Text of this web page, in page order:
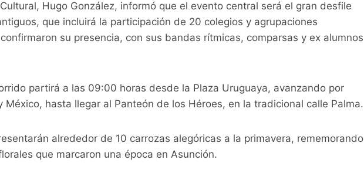
Hugo González, informó que el evento central será el gran desfile
que incluirá la participación de 20 colegios y agrupaciones
su presencia, con sus bandas rítmicas, comparsas y ex alumnos
partirá a las 09:00 horas desde la Plaza Uruguaya, avanzando por
México, hasta llegar al Panteón de los Héroes, en la tradicional calle Palma.
alrededor de 10 carrozas alegóricas a la primavera, rememorando
que marcaron una época en Asunción.